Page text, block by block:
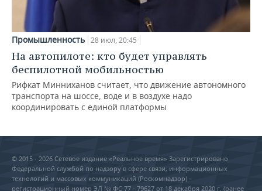
Промышленность 28 июл, 20:45
На автопилоте: кто будет управлять
беспилотной мобильностью
Рифкат Минниханов считает, что движение автономного
транспорта на шоссе, воде и в воздухе надо
координировать с единой платформы
© 2015 - 2026 Сетевое издание «Реальное время» Зарегистрировано
Федеральной службой по надзору в сфере связи, информационных
технологий и массовых коммуникаций (Роскомнадзор) –
регистрационный номер ЭЛ № ФС 77 - 79627 от 18 декабря 2020 г. (ранее